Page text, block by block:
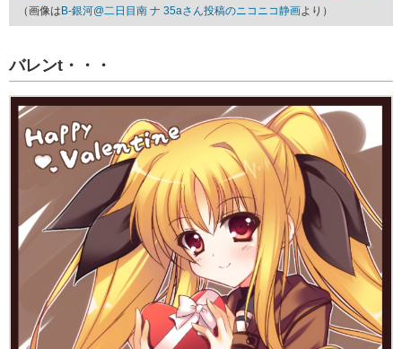
（画像はB-銀河@二日目南 ナ 35aさん投稿のニコニコ静画より）
バレンt・・・